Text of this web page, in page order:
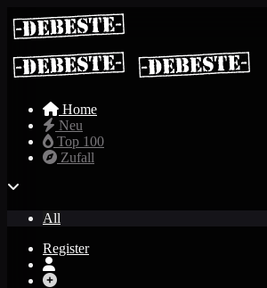
Home
Neu
Top 100
Zufall
All
Register